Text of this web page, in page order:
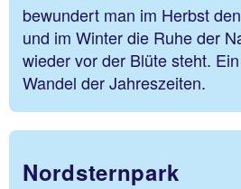
bewundert man im Herbst
und im Winter die Ruhe der
wieder vor der Blüte steht.
Wandel der Jahreszeiten.
Nordsternpark